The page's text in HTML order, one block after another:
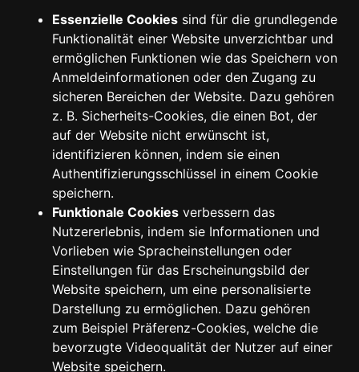
Essenzielle Cookies sind für die grundlegende
Funktionalität einer Website unverzichtbar und
ermöglichen Funktionen wie das Speichern von
Anmeldeinformationen oder den Zugang zu
sicheren Bereichen der Website. Dazu gehören
z. B. Sicherheits-Cookies, die einen Bot, der
auf der Website nicht erwünscht ist,
identifizieren können, indem sie einen
Authentifizierungsschlüssel in einem Cookie
speichern.
Funktionale Cookies verbessern das
Nutzererlebnis, indem sie Informationen und
Vorlieben wie Spracheinstellungen oder
Einstellungen für das Erscheinungsbild der
Website speichern, um eine personalisierte
Darstellung zu ermöglichen. Dazu gehören
zum Beispiel Präferenz-Cookies, welche die
bevorzugte Videoqualität der Nutzer auf einer
Website speichern.